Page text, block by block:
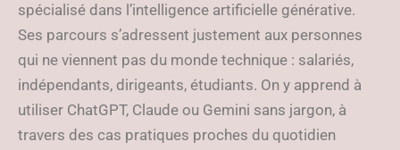
spécialisé dans l’intelligence artificielle générative.
Ses parcours s’adressent justement aux personnes
qui ne viennent pas du monde technique : salariés,
indépendants, dirigeants, étudiants. On y apprend à
utiliser ChatGPT, Claude ou Gemini sans jargon, à
travers des cas pratiques proches du quotidien